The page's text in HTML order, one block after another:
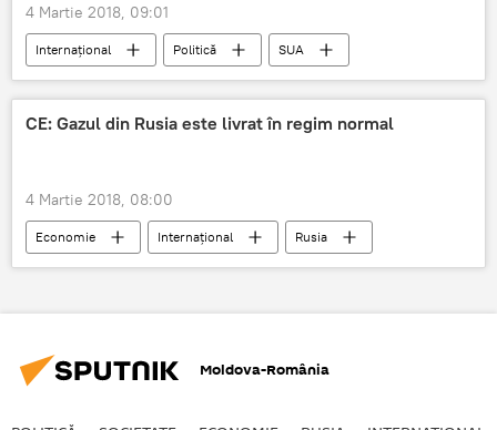
4 Martie 2018, 09:01
Internaţional Politică
SUA
Donald Trump
critici admirație
CE: Gazul din Rusia este livrat în regim normal
4 Martie 2018, 08:00
Economie Internaţional
Rusia
UE
livrări
Moldova-România